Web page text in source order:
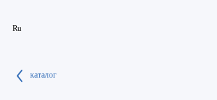
Ru
каталог